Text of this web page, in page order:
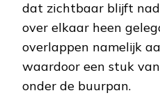
dat zichtbaar blijft
over elkaar heen
overlappen namelijk
waardoor een stuk
onder de buurpan.